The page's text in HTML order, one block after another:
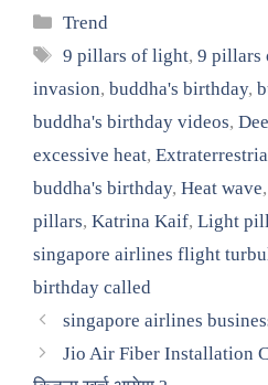
Categories
Trend
Tags
9 pillars of light,9 pillars
invasion, buddha's birthday,
buddha's birthday videos,
excessive heat,
buddha's birthday, Heat wave,
pillars, Katrina Kaif, Light
singapore airlines flight
birthday called
singapore airlines
Jio Air Fiber Installation